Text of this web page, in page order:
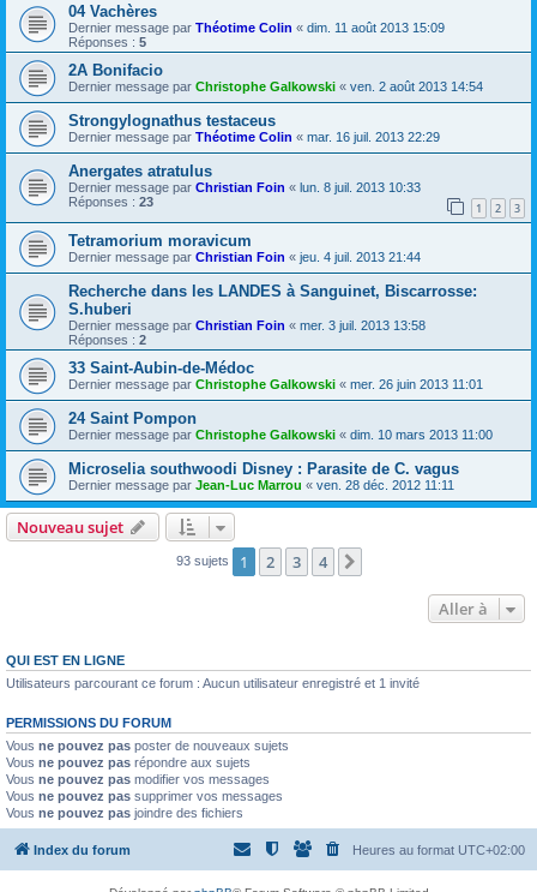
04 Vachères
Dernier message par Théotime Colin « dim. 11 août 2013 15:09
Réponses : 5
2A Bonifacio
Dernier message par Christophe Galkowski « ven. 2 août 2013 14:54
Strongylognathus testaceus
Dernier message par Théotime Colin « mar. 16 juil. 2013 22:29
Anergates atratulus
Dernier message par Christian Foin « lun. 8 juil. 2013 10:33
Réponses : 23 1 2 3
Tetramorium moravicum
Dernier message par Christian Foin « jeu. 4 juil. 2013 21:44
Recherche dans les LANDES à Sanguinet, Biscarrosse:
S.huberi
Dernier message par Christian Foin « mer. 3 juil. 2013 13:58
Réponses : 2
33 Saint-Aubin-de-Médoc
Dernier message par Christophe Galkowski « mer. 26 juin 2013 11:01
24 Saint Pompon
Dernier message par Christophe Galkowski « dim. 10 mars 2013 11:00
Microselia southwoodi Disney : Parasite de C. vagus
Dernier message par Jean-Luc Marrou « ven. 28 déc. 2012 11:11
Nouveau sujet
93 sujets 1 2 3 4
Aller à
QUI EST EN LIGNE
Utilisateurs parcourant ce forum : Aucun utilisateur enregistré et 1 invité
PERMISSIONS DU FORUM
Vous ne pouvez pas poster de nouveaux sujets
Vous ne pouvez pas répondre aux sujets
Vous ne pouvez pas modifier vos messages
Vous ne pouvez pas supprimer vos messages
Vous ne pouvez pas joindre des fichiers
Index du forum Heures au format UTC+02:00